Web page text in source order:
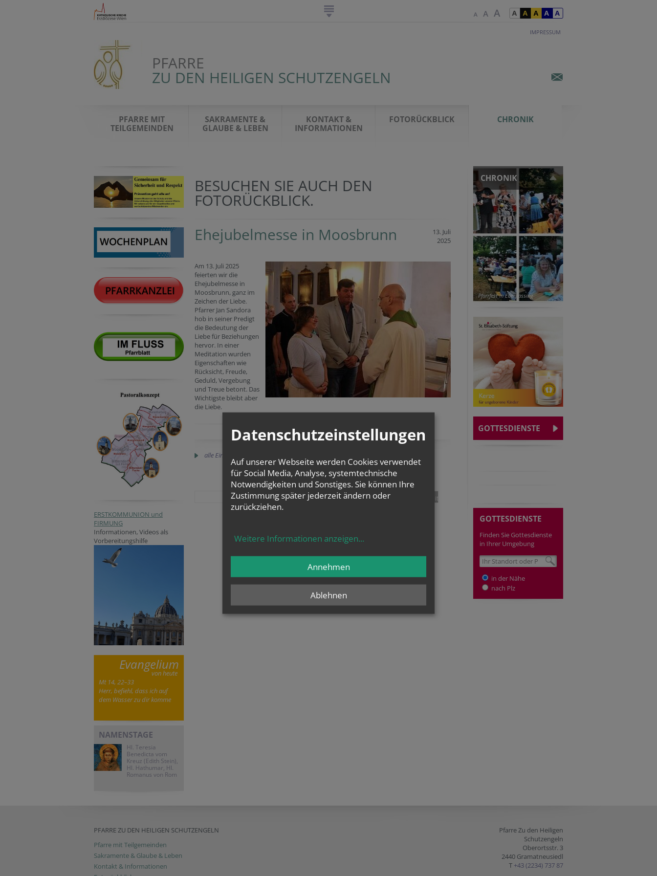
IMPRESSUM
PFARRE
ZU DEN HEILIGEN SCHUTZENGELN
PFARRE MIT
TEILGEMEINDEN
SAKRAMENTE &
GLAUBE & LEBEN
KONTAKT &
INFORMATIONEN
FOTORÜCKBLICK CHRONIK
ERSTKOMMUNION und
FIRMUNG
Informationen, Videos als
Vorbereitungshilfe
Evangelium
von heute
Mt 14, 22–33
Herr, befiehl, dass ich auf
dem Wasser zu dir komme
NAMENSTAGE
Hl. Teresia
Benedicta vom
Kreuz (Edith Stein),
Hl. Hathumar, Hl.
Romanus von Rom
BESUCHEN SIE AUCH DEN
FOTORÜCKBLICK.
Ehejubelmesse in Moosbrunn
13. Juli
2025
Am 13. Juli 2025
feierten wir die
Ehejubelmesse in
Moosbrunn, ganz im
Zeichen der Liebe.
Pfarrer Jan Sandora
hob in seiner Predigt
die Bedeutung der
Liebe für Beziehungen
hervor. In einer
Meditation wurden
Eigenschaften wie
Rücksicht, Freude,
Geduld, Vergebung
und Treue betont. Das
Wichtigste bleibt aber
die Liebe.
alle Einträge anzeigen
teilen tweet pin it
CHRONIK
Pfarrfest in Ebergassing
GOTTESDIENSTE
GOTTESDIENSTE
Finden Sie Gottesdienste
in Ihrer Umgebung
in der Nähe
nach Plz
PFARRE ZU DEN HEILIGEN SCHUTZENGELN
Pfarre mit Teilgemeinden
Sakramente & Glaube & Leben
Kontakt & Informationen
Pfarre Zu den Heiligen
Schutzengeln
Oberortsstr. 3
2440 Gramatneusiedl
T +43 (2234) 737 87
Datenschutzeinstellungen
Auf unserer Webseite werden Cookies verwendet
für Social Media, Analyse, systemtechnische
Notwendigkeiten und Sonstiges. Sie können Ihre
Zustimmung später jederzeit ändern oder
zurückziehen.
Weitere Informationen anzeigen...
Ablehnen
Annehmen